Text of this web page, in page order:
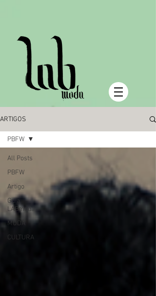
ARTIGOS
All Posts
PBFW
Artigo
Guia
LABmoda
MODA
CULTURA
PBFW